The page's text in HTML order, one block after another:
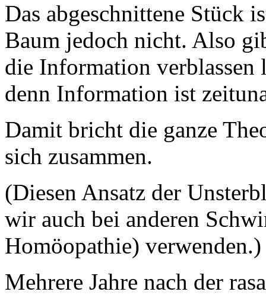
Das abgeschnittene Stück
Baum jedoch nicht. Also
die Information verblassen
denn Information ist
Damit bricht die ganze
sich zusammen.
(Diesen Ansatz der
wir auch bei anderen
Homöopathie) verwenden.)
Mehrere Jahre nach der